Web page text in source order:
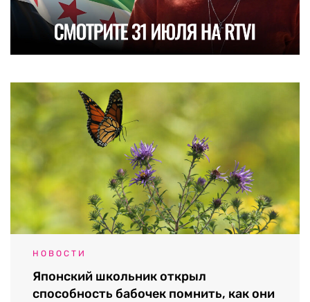
НОВОСТИ
Японский школьник открыл
способность бабочек помнить, как они